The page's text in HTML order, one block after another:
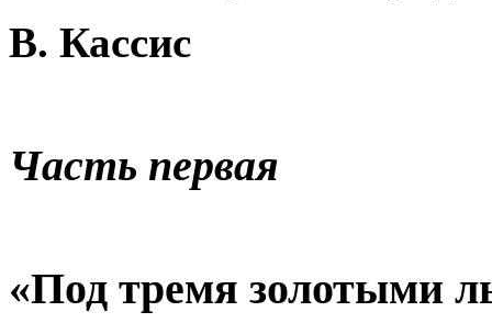
В. Кассис
Часть первая
«Под тремя золотыми